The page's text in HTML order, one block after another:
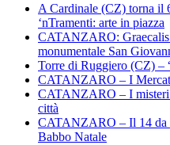
A Cardinale (CZ) torna il
‘nTramenti: arte in piazza
CATANZARO:
monumentale San
Torre di Ruggiero (CZ) –
CATANZARO – I
CATANZARO – I misteri
città
CATANZARO – Il 14 da
Babbo Natale